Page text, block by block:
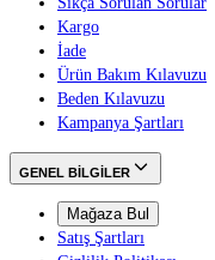
Kargo
İade
Ürün Bakım Kılavuzu
Beden Kılavuzu
Kampanya Şartları
GENEL BİLGİLER
Mağaza Bul
Satış Şartları